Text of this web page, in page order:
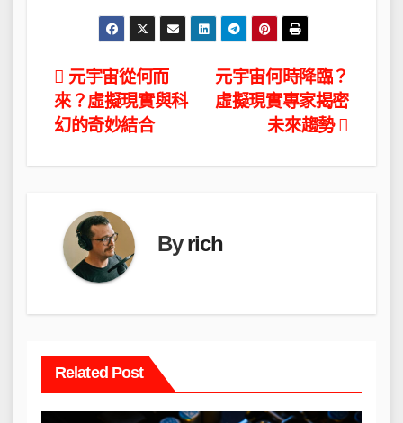
文
章
導
元宇宙何時降臨？
虛擬現實專家揭密
未來趨勢
元宇宙從何而
來？虛擬現實與科
幻的奇妙結合
Byrich
Related Post